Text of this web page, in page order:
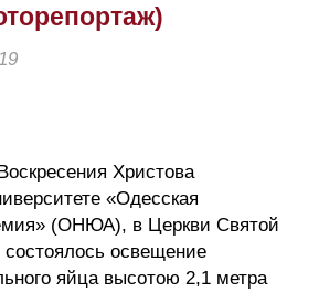
Христова
«Одесская
(ОНЮА), в Церкви Святой
освещение
яйца высотою 2,1 метра